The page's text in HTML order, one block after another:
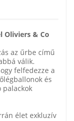
Oliviers & Co
az űrbe című
válik.
felfedezze a
és
palackok
élet exkluzív